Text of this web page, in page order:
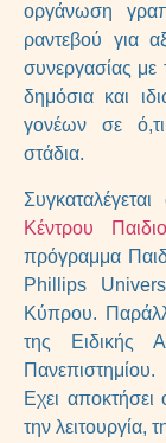
οργάνωση
ραντεβού για
συνεργασίας με
δημόσια και
γονέων σε
στάδια.
Κέντρου
πρόγραμμα
Phillips
Κύπρου.
της Ειδικής
Πανεπιστημίου.
Εχει αποκτήσει
την λειτουργία,